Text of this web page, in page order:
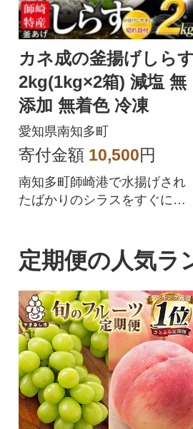
カネ成の釜揚げしら
2kg(1kg×2箱) 減塩 無
添加 無着色 冷凍
愛知県南知多町
寄付金額 10,500円
南知多町師崎港で水揚げされ
たばかりのシラスをすぐに釜
定期便の人気ラ